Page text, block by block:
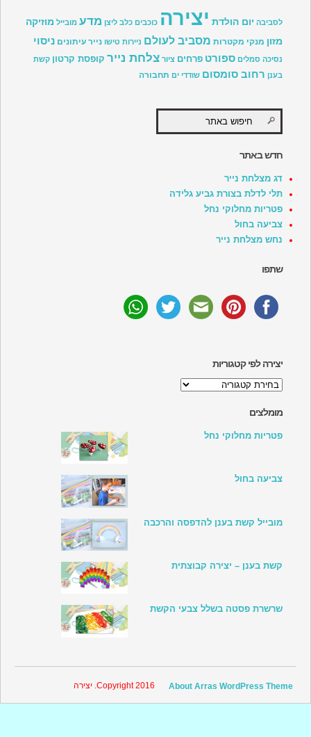
לסביבה יום הולדת יצירה כוכבים כלב ליצן מדע מובייל מוזיקה
מזון מנקי מקטרות מסביב לעולם ניירות טישו נייר עיתונים ניסוי
נסיכה סמלים ספורט פרחים ציור צלחת נייר קופסת קרטון קשת
בענן רחוב סומסום שודדי ים תחבורה
חדש באתר
דג מצלחת נייר
תלי לדלת בצורת גביע גלידה
פטריות מחלוקי נחל
צביעה בחול
נחש מצלחת נייר
שתפו
יצירה לפי קטגוריות
יצירה
קטגוריות
מומלצים
פטריות מחלוקי נחל
צביעה בחול
מובייל קשת בענן להדפסה והרכבה
קשת בענן – יצירה קבוצתית
שרשרת פסטה בשלל צבעי הקשת
About Arras WordPress Theme Copyright 2016. יצירה